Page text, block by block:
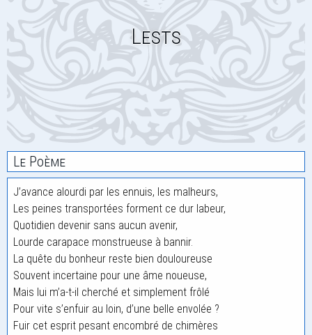
Lests
Le Poème
J’avance alourdi par les ennuis, les malheurs,
Les peines transportées forment ce dur labeur,
Quotidien devenir sans aucun avenir,
Lourde carapace monstrueuse à bannir.
La quête du bonheur reste bien douloureuse
Souvent incertaine pour une âme noueuse,
Mais lui m’a-t-il cherché et simplement frôlé
Pour vite s’enfuir au loin, d’une belle envolée ?
Fuir cet esprit pesant encombré de chimères